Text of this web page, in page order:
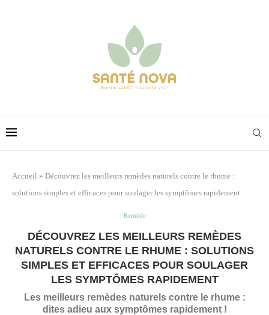
Accueil » Découvrez les meilleurs remèdes naturels contre le rhume :
solutions simples et efficaces pour soulager les symptômes rapidement
Remède
DÉCOUVREZ LES MEILLEURS REMÈDES
NATURELS CONTRE LE RHUME : SOLUTIONS
SIMPLES ET EFFICACES POUR SOULAGER
LES SYMPTÔMES RAPIDEMENT
Les meilleurs remèdes naturels contre le rhume :
dites adieu aux symptômes rapidement !